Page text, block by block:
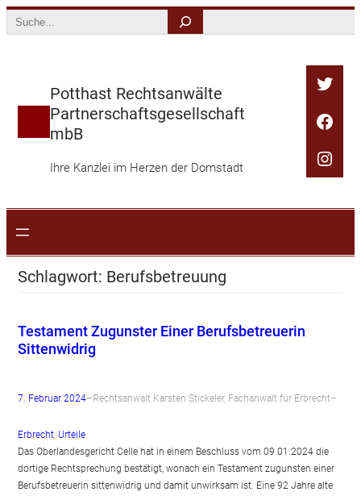
Search
Potthast Rechtsanwälte
Partnerschaftsgesellschaft
mbB
Ihre Kanzlei im Herzen der Domstadt
Schlagwort: Berufsbetreuung
Testament Zugunster Einer Berufsbetreuerin
Sittenwidrig
7. Februar 2024– Rechtsanwalt Karsten Stickeler, Fachanwalt für Erbrecht–
Erbrecht, Urteile
Das Oberlandesgericht Celle hat in einem Beschluss vom 09.01.2024 die
dortige Rechtsprechung bestätigt, wonach ein Testament zugunsten einer
Berufsbetreuerin sittenwidrig und damit unwirksam ist. Eine 92 Jahre alte